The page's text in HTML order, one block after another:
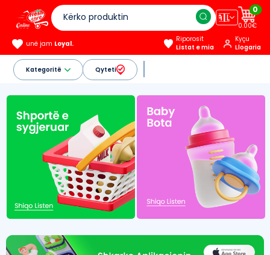
🇦🇱
0
0.00€
unë jam Loyal.
Riporosit
Listat e mia
Kyçu
Llogaria
Kategoritë Qyteti